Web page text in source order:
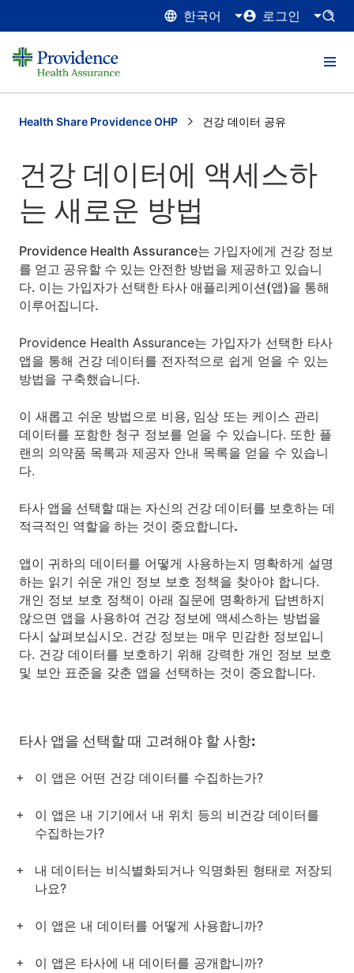
한국어 로그인
Health Share Providence OHP Current:
건강 데이터 공유
건강 데이터에 액세스하
는 새로운 방법
Providence Health Assurance는 가입자에게 건강 정보
를 얻고 공유할 수 있는 안전한 방법을 제공하고 있습니
다. 이는 가입자가 선택한 타사 애플리케이션(앱)을 통해
이루어집니다.
Providence Health Assurance는 가입자가 선택한 타사
앱을 통해 건강 데이터를 전자적으로 쉽게 얻을 수 있는
방법을 구축했습니다.
이 새롭고 쉬운 방법으로 비용, 임상 또는 케이스 관리
데이터를 포함한 청구 정보를 얻을 수 있습니다. 또한 플
랜의 의약품 목록과 제공자 안내 목록을 얻을 수 있습니
다.
타사 앱을 선택할 때는 자신의 건강 데이터를 보호하는 데
적극적인 역할을 하는 것이 중요합니다.
앱이 귀하의 데이터를 어떻게 사용하는지 명확하게 설명
하는 읽기 쉬운 개인 정보 보호 정책을 찾아야 합니다.
개인 정보 보호 정책이 아래 질문에 명확하게 답변하지
않으면 앱을 사용하여 건강 정보에 액세스하는 방법을
다시 살펴보십시오. 건강 정보는 매우 민감한 정보입니
다. 건강 데이터를 보호하기 위해 강력한 개인 정보 보호
및 보안 표준을 갖춘 앱을 선택하는 것이 중요합니다.
타사 앱을 선택할 때 고려해야 할 사항:
이 앱은 어떤 건강 데이터를 수집하는가?
이 앱은 내 기기에서 내 위치 등의 비건강 데이터를
수집하는가?
내 데이터는 비식별화되거나 익명화된 형태로 저장되
나요?
이 앱은 내 데이터를 어떻게 사용합니까?
이 앱은 타사에 내 데이터를 공개합니까?